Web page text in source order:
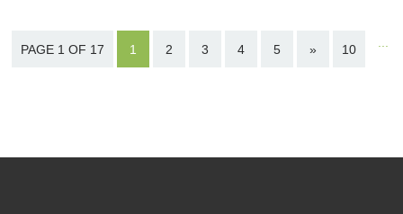
PAGE 1 OF 17 1 2 3 4 5 » 10